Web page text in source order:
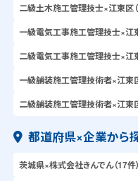
二級土木施工管理技士×江東区（
一級電気工事施工管理技士×江東
二級電気工事施工管理技士×江東
一級舗装施工管理技術者×江東区
二級舗装施工管理技術者×江東区
都道府県×企業から
茨城県×株式会社きんでん（17件）